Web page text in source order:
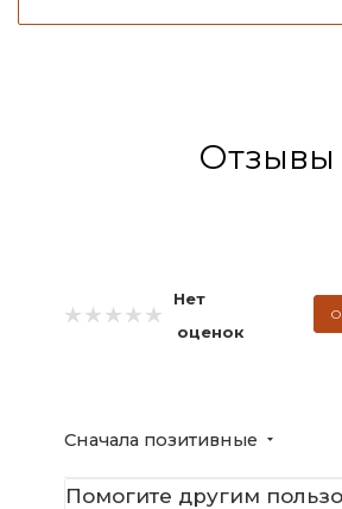
Отзывы
Нет
оценок
Сначала позитивные
Помогите другим